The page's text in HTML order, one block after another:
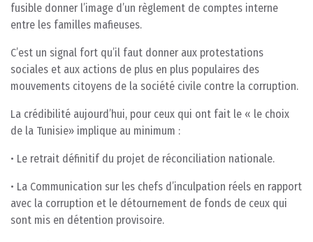
fusible donner l’image d’un règlement de comptes interne
entre les familles mafieuses.
C’est un signal fort qu’il faut donner aux protestations
sociales et aux actions de plus en plus populaires des
mouvements citoyens de la société civile contre la corruption.
La crédibilité aujourd’hui, pour ceux qui ont fait le « le choix
de la Tunisie» implique au minimum :
• Le retrait définitif du projet de réconciliation nationale.
• La Communication sur les chefs d’inculpation réels en rapport
avec la corruption et le détournement de fonds de ceux qui
sont mis en détention provisoire.